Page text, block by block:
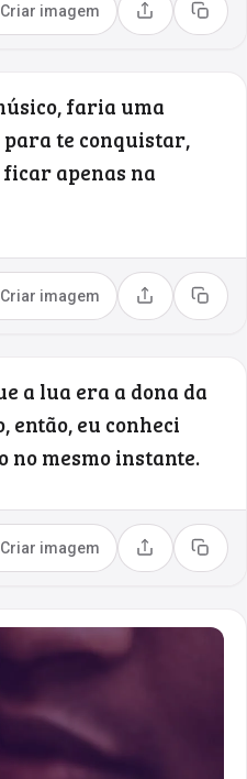
Criar imagem Compartilhar
Copiar
faria uma
te conquistar,
ficar apenas na
Criar imagem Compartilhar
Copiar
a lua era a dona da
então, eu conheci
no mesmo instante.
Criar imagem Compartilhar
Copiar